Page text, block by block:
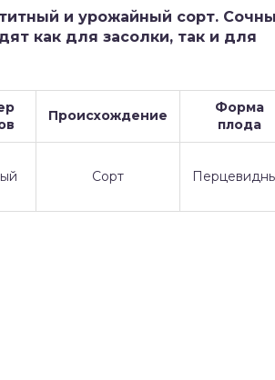
и урожайный сорт.
как для засолки, так и для
Происхождение
Форма
плода
Сорт